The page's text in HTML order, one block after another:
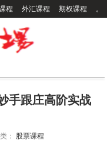
程 外汇课程 期权课程 。
手跟庄高阶实战
： 股票课程